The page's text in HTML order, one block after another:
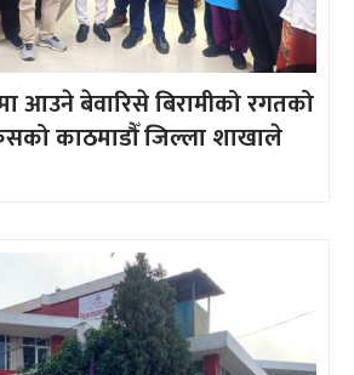
आउने बेवारिसे बिरामीको रगतको
काठमाडौँ जिल्ला शाखाले